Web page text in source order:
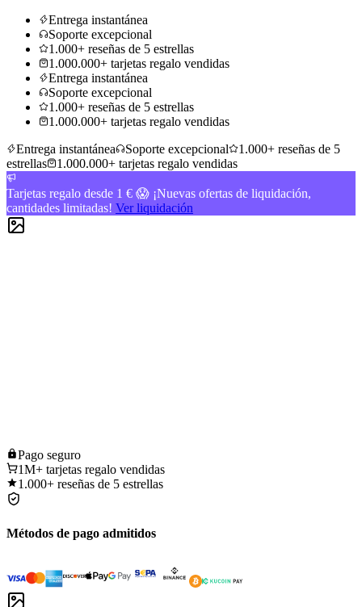
Entrega instantánea
Soporte excepcional
1.000+ reseñas de 5 estrellas
1.000.000+ tarjetas regalo vendidas
Entrega instantánea
Soporte excepcional
1.000+ reseñas de 5 estrellas
1.000.000+ tarjetas regalo vendidas
Entrega instantánea
Soporte excepcional
1.000+ reseñas de 5
estrellas
1.000.000+ tarjetas regalo vendidas
Tarjetas regalo desde 1 € 😱 ¡Nuevas ofertas de liquidación,
cantidades limitadas! Ver liquidación
Pago seguro
1M+ tarjetas regalo vendidas
1.000+ reseñas de 5 estrellas
Métodos de pago admitidos